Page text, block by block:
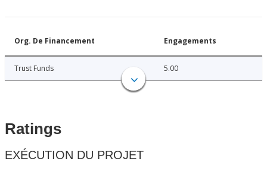
Org. De Financement Engagements
Trust Funds 5.00
Ratings
EXÉCUTION DU PROJET